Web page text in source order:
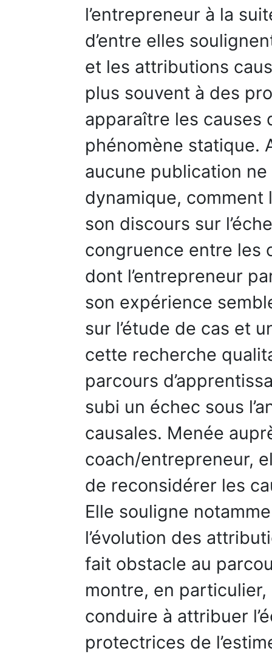
l’entrepreneur à la
d’entre elles
et les attributions
plus souvent à des
apparaître les causes
phénomène statique.
aucune publication
dynamique, comment
son discours sur
congruence entre les
dont l’entrepreneur
son expérience
sur l’étude de cas et
cette recherche
parcours
subi un échec sous
causales. Menée
coach/entrepreneur,
de reconsidérer les
Elle souligne
l’évolution des
fait obstacle au
montre, en
conduire à attribuer
protectrices de